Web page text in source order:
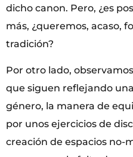
dicho canon. Pero, ¿es
más, ¿queremos, acaso,
tradición?
Por otro lado,
que siguen reflejando
género, la manera de
por unos ejercicios de
creación de espacios no-